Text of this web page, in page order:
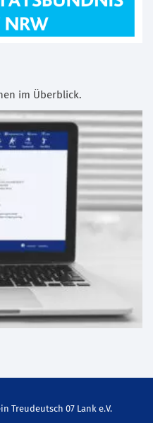
im Überblick.
Treudeutsch 07 Lank e.V.